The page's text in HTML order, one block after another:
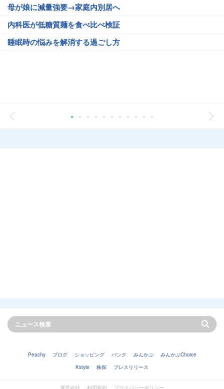
母が娘に減量強要→家庭内別居へ
内科医が低糖質麺を食べ比べ検証
睡眠時の悩みを解消する過ごし方
Peachy ブログ ショッピング バンク みんかぶ
みんかぶChoice
Kstyle
株探 プレスリリース